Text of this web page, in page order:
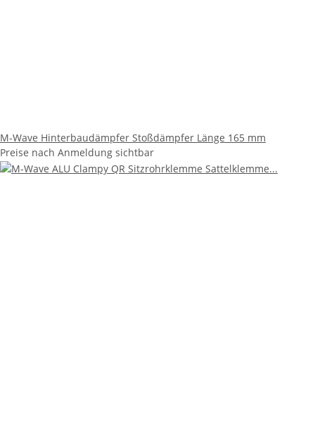
M-Wave Hinterbaudämpfer Stoßdämpfer Länge 165 mm
Preise nach Anmeldung sichtbar